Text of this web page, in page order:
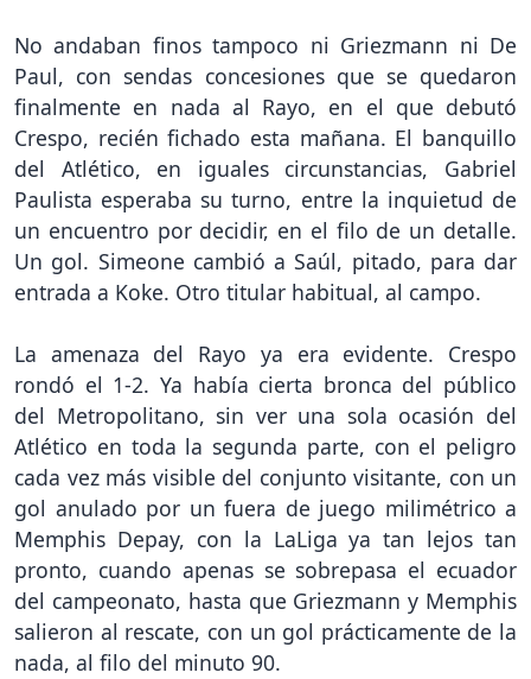
No andaban finos tampoco ni Griezmann ni De
Paul, con sendas concesiones que se quedaron
finalmente en nada al Rayo, en el que debutó
Crespo, recién fichado esta mañana. El banquillo
del Atlético, en iguales circunstancias, Gabriel
Paulista esperaba su turno, entre la inquietud de
un encuentro por decidir, en el filo de un detalle.
Un gol. Simeone cambió a Saúl, pitado, para dar
entrada a Koke. Otro titular habitual, al campo.
La amenaza del Rayo ya era evidente. Crespo
rondó el 1-2. Ya había cierta bronca del público
del Metropolitano, sin ver una sola ocasión del
Atlético en toda la segunda parte, con el peligro
cada vez más visible del conjunto visitante, con un
gol anulado por un fuera de juego milimétrico a
Memphis Depay, con la LaLiga ya tan lejos tan
pronto, cuando apenas se sobrepasa el ecuador
del campeonato, hasta que Griezmann y Memphis
salieron al rescate, con un gol prácticamente de la
nada, al filo del minuto 90.